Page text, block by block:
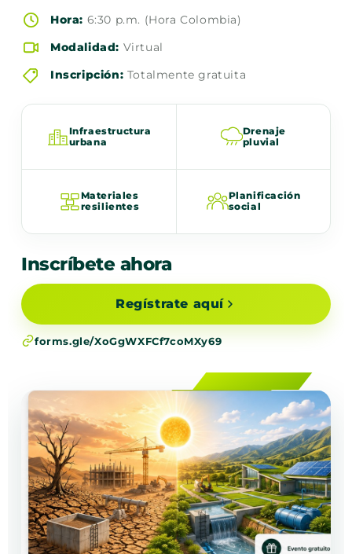
Hora: 6:30 p.m. (Hora Colombia)
Modalidad: Virtual
Inscripción: Totalmente gratuita
Infraestructura
urbana
Drenaje
pluvial
Materiales
resilientes
Planificación
social
Inscríbete ahora
Regístrate aquí
forms.gle/XoGgWXFCf7coMXy69